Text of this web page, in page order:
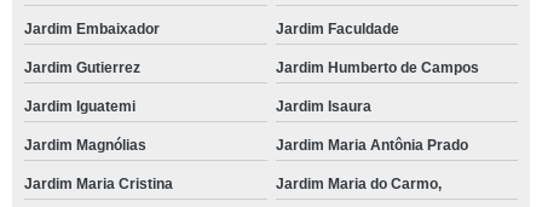
Jardim Embaixador Jardim Faculdade
Jardim Gutierrez Jardim Humberto de Campos
Jardim Iguatemi Jardim Isaura
Jardim Magnólias Jardim Maria Antônia Prado
Jardim Maria Cristina Jardim Maria do Carmo,